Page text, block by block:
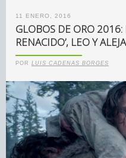
11 ENERO, 2016
GLOBOS DE ORO 2016:
RENACIDO’, LEO Y
POR LUIS CADENAS BORGES